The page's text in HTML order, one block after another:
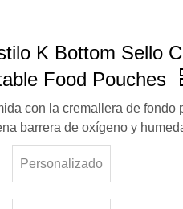
K Bottom Sello
Food Pouches
con la cremallera de fondo
barrera de oxígeno y
Personalizado